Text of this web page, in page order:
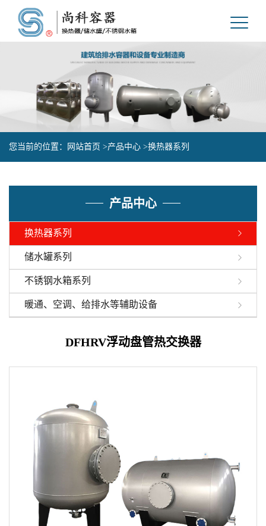
您当前的位置： 网站首页 >产品中心 >换热器系列
产品中心
换热器系列
储水罐系列
不锈钢水箱系列
暖通、空调、给排水等辅助设备
DFHRV浮动盘管热交换器